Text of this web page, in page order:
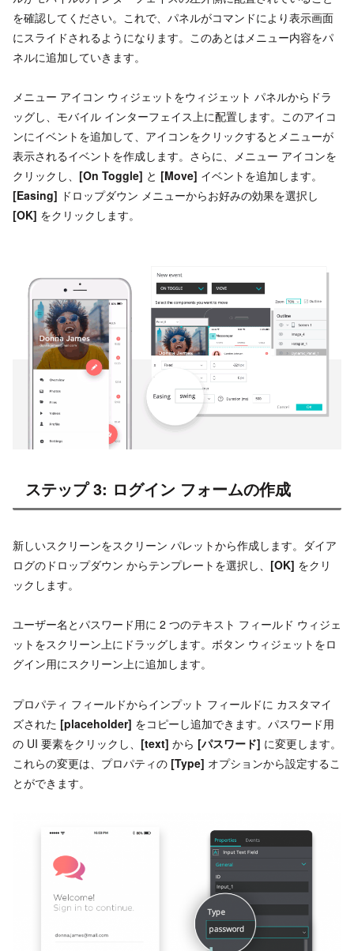
を確認してください。これで、パネルがコマンドにより表示画面
にスライドされるようになります。このあとはメニュー内容をパ
ネルに追加していきます。
メニュー アイコン ウィジェットをウィジェット パネルからドラ
ッグし、モバイル インターフェイス上に配置します。このアイコ
ンにイベントを追加して、アイコンをクリックするとメニューが
表示されるイベントを作成します。さらに、メニュー アイコンを
クリックし、 [On Toggle] と [Move] イベントを追加します。
[Easing] ドロップダウン メニューからお好みの効果を選択し
[OK] をクリックします。
ステップ 3: ログイン フォームの作成
新しいスクリーンをスクリーン パレットから作成します。ダイア
ログのドロップダウン からテンプレートを選択し、 [OK] をクリ
ックします。
ユーザー名とパスワード用に 2 つのテキスト フィールド ウィジェ
ットをスクリーン上にドラッグします。ボタン ウィジェットをロ
グイン用にスクリーン上に追加します。
プロパティ フィールドからインプット フィールドに カスタマイ
ズされた [placeholder] をコピーし追加できます。パスワード用
の UI 要素をクリックし、 [text] から [パスワード] に変更します。
これらの変更は、プロパティの [Type] オプションから設定するこ
とができます。